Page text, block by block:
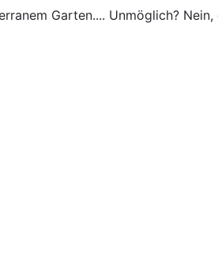
Garten.... Unmöglich?